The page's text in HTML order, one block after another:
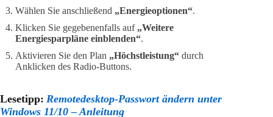
Wählen Sie anschließend „Energieoptionen“.
Klicken Sie gegebenenfalls auf „Weitere
Energiesparpläne einblenden“.
Aktivieren Sie den Plan „Höchstleistung“ durch
Anklicken des Radio-Buttons.
Lesetipp: Remotedesktop-Passwort ändern unter
Windows 11/10 – Anleitung